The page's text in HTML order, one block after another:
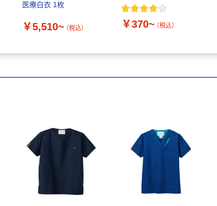
医療白衣 1枚
￥5,510~ （税込） ￥370~ （税込）